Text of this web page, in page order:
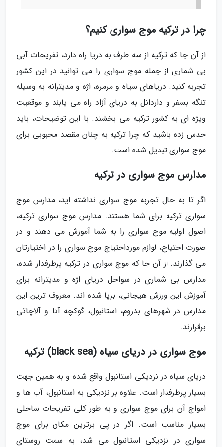
چرا در ترکیه موج سواری کنیم؟
از آن جا که ترکیه از سه طرف به دریا راه دارد، تفریحات آبی
بی شماری از جمله موج سواری را می توانید در این کشور
تجربه کنید. دریاهای سیاه و مرمره، اژه و مدیترانه به وسیله
تنگه بسفر و داردانل به دریای آزاد راه می یابند و موقعیت
ویژه ای به کشور ترکیه می بخشند. با این توضیحات، باید
حدس زده باشید که چرا ترکیه به چنان مقصد محبوبی برای
موج سواری تبدیل شده است.
مدارس موج سواری در ترکیه
اگر تا به حال تجربه موج سواری نداشته اید، مدارس موج
سواری ترکیه برای شما هستند. مدارس موج سواری ترکیه،
اصول اولیه موج سواری را به شما آموزش می دهند و در
صورت احتیاج، لوازم مورداحتیاج موج سواری را در اختیارتان
می گذارند. از آن جا که موج سواری در ترکیه پرطرفدار شده،
مدارس بی شماری در سواحل دریای اژه و مدیترانه برای
آموزش این ورزش هیجانی، برپا شده اند. معروف ترین این
مدارس در شهرهای بدروم، استانبول، گوکچه آدا و آلاچاتی
برقرارند.
موج سواری در دریای سیاه (black sea) ترکیه
دریای سیاه در نزدیکی استانبول واقع شده و به همین جهت
بسیار پرطرفدار است. علاوه بر نزدیکی به استانبول، آب ها و
امواج آن برای موج سواری و به طور کلی تفریحات ساحلی
بسیار مناسب است. اگر در پی برترین مکان برای موج
سواری در نزدیکی استانبول می شد، به سمت روستای